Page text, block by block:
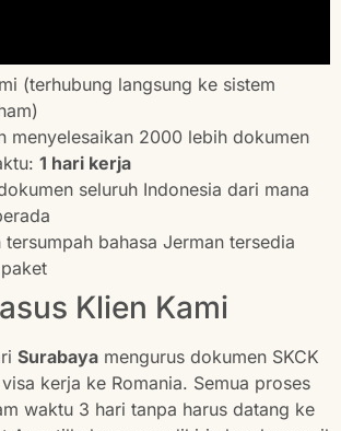
(terhubung langsung ke sistem
menyelesaikan 2000 lebih dokumen
1 hari kerja
seluruh Indonesia dari mana
tersumpah bahasa Jerman tersedia
Klien Kami
Surabaya mengurus dokumen SKCK
kerja ke Romania. Semua proses
waktu 3 hari tanpa harus datang ke